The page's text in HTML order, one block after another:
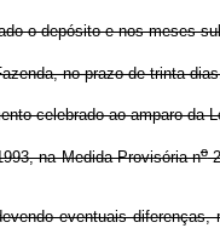
o depósito e nos meses
no prazo de trinta
celebrado ao amparo da
na Medida Provisória no
eventuais